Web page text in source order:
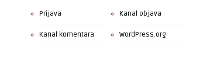
Prijava Kanal objava
Kanal komentara WordPress.org